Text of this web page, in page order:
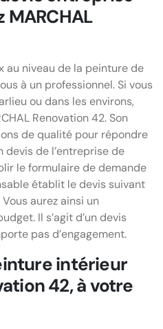
au niveau de la peinture de
à un professionnel. Si vous
ou dans les environs,
Renovation 42. Son
de qualité pour répondre
devis de l’entreprise de
le formulaire de demande
établit le devis suivant
aurez ainsi un
Il s’agit d’un devis
pas d’engagement.
intérieur
42, à votre